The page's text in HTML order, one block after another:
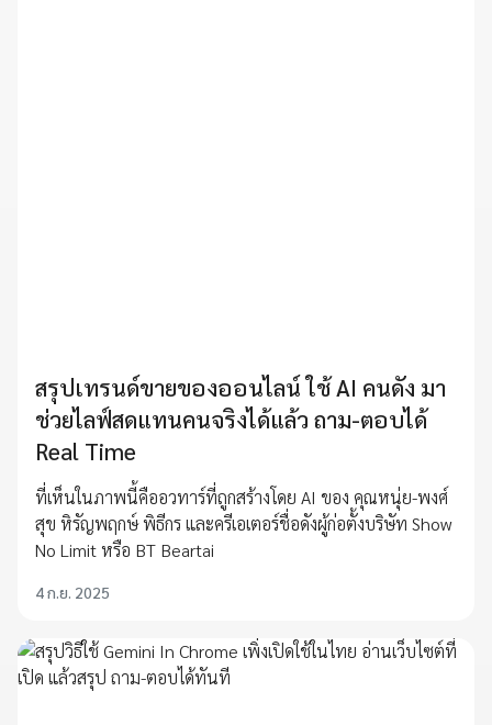
สรุปเทรนด์ขายของออนไลน์ ใช้ AI คนดัง มา
ช่วยไลฟ์สดแทนคนจริงได้แล้ว ถาม-ตอบได้
Real Time
ที่เห็นในภาพนี้คืออวทาร์ที่ถูกสร้างโดย AI ของ คุณหนุ่ย-พงศ์
สุข หิรัญพฤกษ์ พิธีกร และครีเอเตอร์ชื่อดังผู้ก่อตั้งบริษัท Show
No Limit หรือ BT Beartai
4 ก.ย. 2025